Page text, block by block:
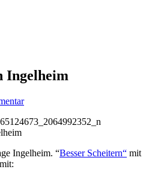
Ingelheim
Ingelheim. ‪“Besser Scheitern“ ‬ mit